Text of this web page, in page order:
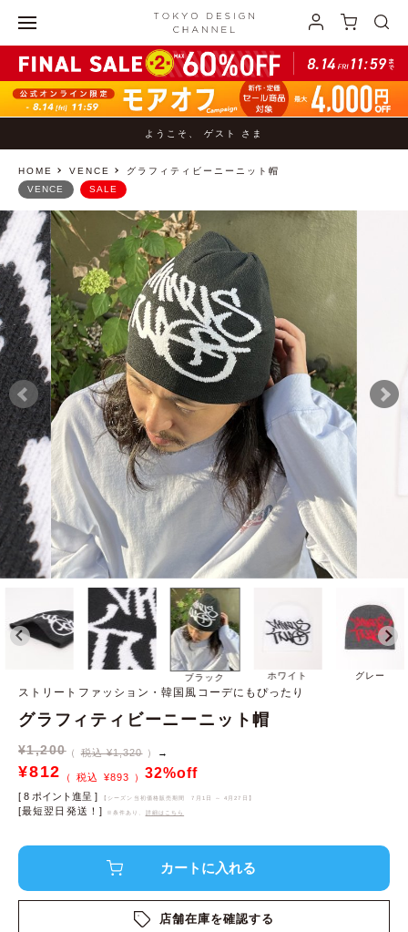
ようこそ、 ゲスト さま
HOME VENCE グラフィティビーニーニット帽
ブラック ホワイト グレー
VENCE SALE
ストリートファッション・韓国風コーデにもぴったり
グラフィティビーニーニット帽
¥1,200 税込 ¥1,320 →
¥812 ¥893 32%off
[ 8 ポイント進呈 ] 【シーズン当初価格販売期間 7月1日 ～ 4月27日 】
[最短翌日発送！] ※条件あり、 詳細はこちら
店舗在庫を確認する